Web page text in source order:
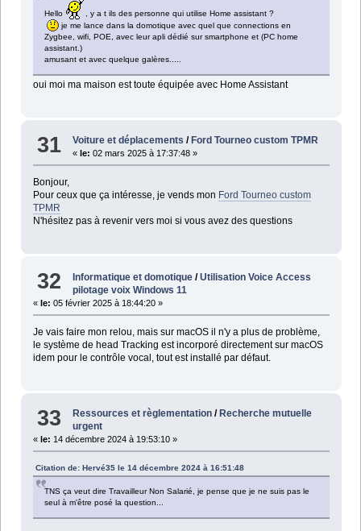
Hello
, y a t ils des personne qui utilise Home assistant ?
je me lance dans la domotique avec quel que connections en
Zygbee, wifi, POE, avec leur apli dédié sur smartphone et (PC home
assistant.)
amusant et avec quelque galères.....
oui moi ma maison est toute équipée avec Home Assistant
31 Voiture et déplacements / Ford Tourneo custom TPMR
« le: 02 mars 2025 à 17:37:48 »
Bonjour,
Pour ceux que ça intéresse, je vends mon Ford Tourneo custom
TPMR
N'hésitez pas à revenir vers moi si vous avez des questions
32 Informatique et domotique /Utilisation Voice Access
pilotage voix Windows 11
« le: 05 février 2025 à 18:44:20 »
Je vais faire mon relou, mais sur macOS il n'y a plus de problème,
le système de head Tracking est incorporé directement sur macOS
idem pour le contrôle vocal, tout est installé par défaut.
33 Ressources et règlementation / Recherche mutuelle
urgent
« le: 14 décembre 2024 à 19:53:10 »
Citation de: Hervé35 le 14 décembre 2024 à 16:51:48
TNS ça veut dire Travailleur Non Salarié, je pense que je ne suis pas le
seul à m'être posé la question...